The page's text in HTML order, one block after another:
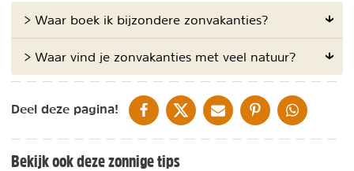
> Waar boek ik bijzondere zonvakanties?
> Waar vind je zonvakanties met veel natuur?
Deel deze pagina! DELEN OP FACEBOOK
DELEN OP XDELEN VIA DE MAIL
DELEN OP PINTEREST
DELEN OP
Bekijk ook deze zonnige tips